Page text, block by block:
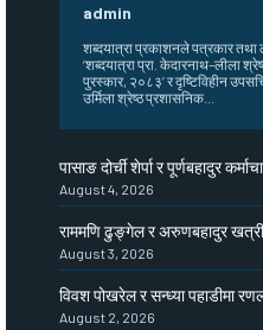
admin
शब्दयात्रा प्रकाशनले पत्रकार
‘शब्दयात्रा प्रा. केदारनाथ–लीला
पुरस्कार, २०८३’ र दृष्टिविहीन
उर्मिला श्रेष्ठ प्रशासनिक...
पासाङ दोर्ची शेर्पा र पूर्णबहादुर
August 4, 2026
राममणि ढुङ्गेल र अरुणबहादुर खत्री
August 3, 2026
विवश पोखरेल र सन्ध्या पहाडीमा
August 2, 2026